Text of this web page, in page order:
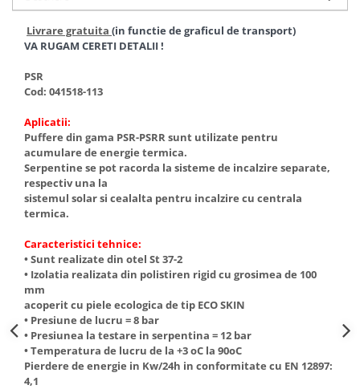
Accesorii radiatoare
Calorifere decorative
Boilere
Boilere termoelectrice
Accesorii Boilere Tesy
Puffere/Stocatoare de caldura
Puffer fara serpentina
Puffer 1 serpentina
Puffer 2 serpentine
Puffer cu serpentina pentru A.C.M.
Puffer pentru pompe de caldura
Aer conditionat
Dezumidificatoare
Aparate de Aer conditionat 9000
btu
Livrare gratuita (in functie de graficul de transport)
VA RUGAM CERETI DETALII !
PSR
Cod: 041518-113
Aplicatii:
Puffere din gama PSR-PSRR sunt utilizate pentru
acumulare de energie termica.
Serpentine se pot racorda la sisteme de incalzire separate,
respectiv una la
sistemul solar si cealalta pentru incalzire cu centrala
termica.
Caracteristici tehnice:
• Sunt realizate din otel St 37-2
• Izolatia realizata din polistiren rigid cu grosimea de 100
mm
acoperit cu piele ecologica de tip ECO SKIN
• Presiune de lucru = 8 bar
• Presiunea la testare in serpentina = 12 bar
• Temperatura de lucru de la +3 oC la 90oC
Pierdere de energie in Kw/24h in conformitate cu EN 12897:
4,1